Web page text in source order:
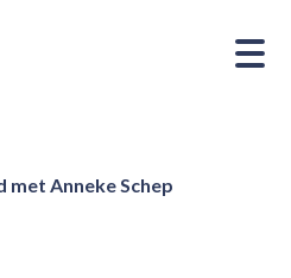
Anneke Schep